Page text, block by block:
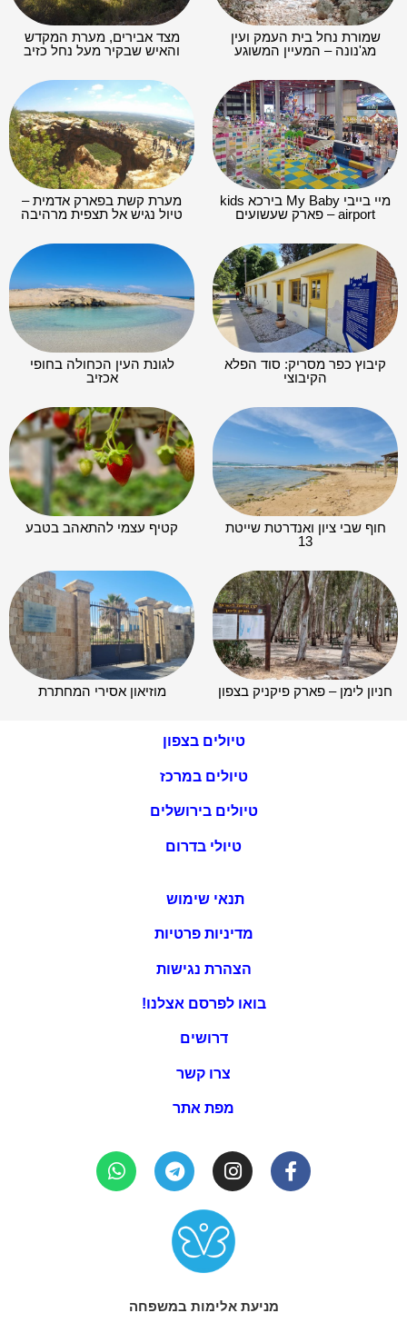
שמורת נחל בית העמק ועין
מג'נונה – המעיין המשוגע
מצד אבירים, מערת המקדש
והאיש שבקיר מעל נחל כזיב
מיי בייבי My Baby בירכא kids
airport – פארק שעשועים
מערת קשת בפארק אדמית –
טיול נגיש אל תצפית מרהיבה
קיבוץ כפר מסריק: סוד הפלא
הקיבוצי
לגונת העין הכחולה בחופי
אכזיב
חוף שבי ציון ואנדרטת שייטת
13
קטיף עצמי להתאהב בטבע
חניון לימן – פארק פיקניק בצפון מוזיאון אסירי המחתרת
טיולים בצפון
טיולים במרכז
טיולים בירושלים
טיולי בדרום
תנאי שימוש
מדיניות פרטיות
הצהרת נגישות
בואו לפרסם אצלנו!
דרושים
צרו קשר
מפת אתר
מניעת אלימות במשפחה